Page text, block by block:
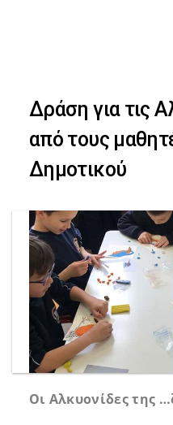
navigation
to
content
Δράση για τις
από τους
Δημοτικού
Οι Αλκυονίδες της